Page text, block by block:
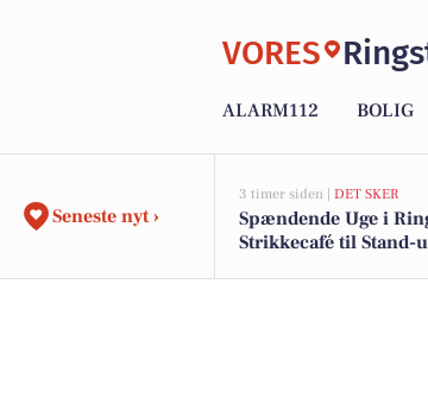
VORES
ALARM112 BOLIG
Seneste nyt ›
3 timer siden | DET SKER
Spændende Uge i
Strikkecafé til Stand-